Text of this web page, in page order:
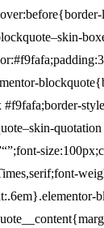
quotation